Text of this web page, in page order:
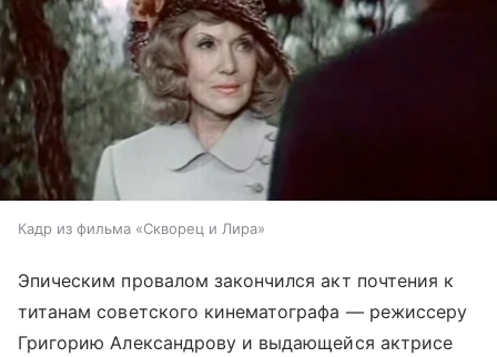
Кадр из фильма «Скворец и Лира»
Эпическим провалом закончился акт почтения к
титанам советского кинематографа — режиссеру
Григорию Александрову и выдающейся актрисе